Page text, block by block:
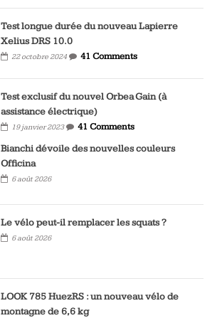
Test longue durée du nouveau Lapierre
Xelius DRS 10.0
22 octobre 2024 41 Comments
Test exclusif du nouvel Orbea Gain (à
assistance électrique)
19 janvier 2023
41 Comments
Bianchi dévoile des nouvelles couleurs
Officina
6 août 2026
Le vélo peut-il remplacer les squats ?
6 août 2026
LOOK 785 HuezRS : un nouveau vélo de
montagne de 6,6 kg